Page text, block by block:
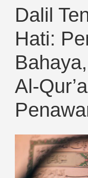
Dalil
Hati:
Al-